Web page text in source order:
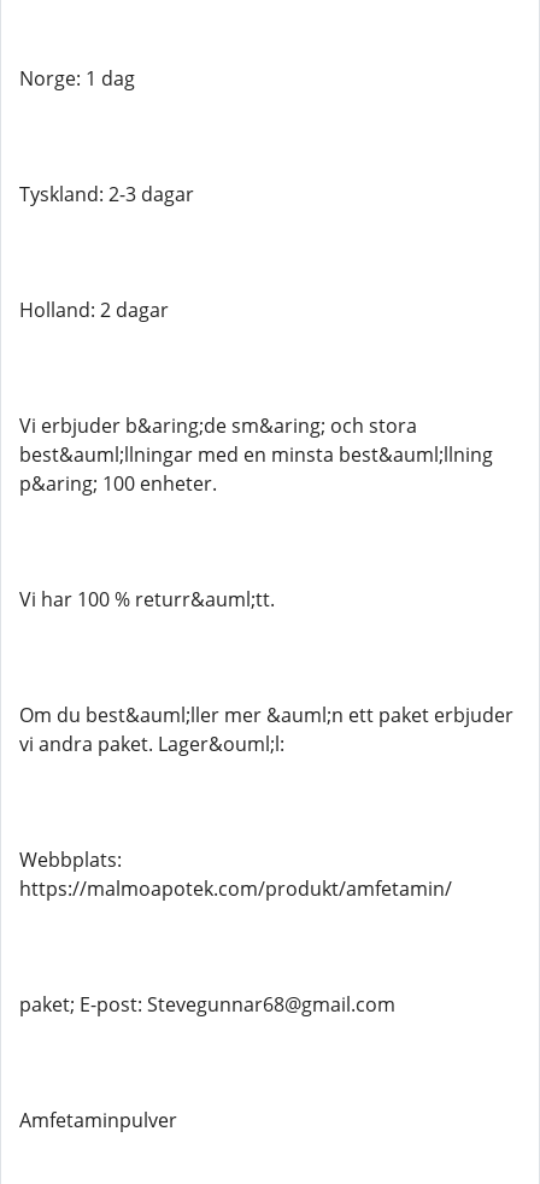
Norge: 1 dag
Tyskland: 2-3 dagar
Holland: 2 dagar
Vi erbjuder b&aring;de sm&aring; och stora
best&auml;llningar med en minsta best&auml;llning
p&aring; 100 enheter.
Vi har 100 % returr&auml;tt.
Om du best&auml;ller mer &auml;n ett paket erbjuder
vi andra paket. Lager&ouml;l:
Webbplats:
https://malmoapotek.com/produkt/amfetamin/
paket; E-post: Stevegunnar68@gmail.com
Amfetaminpulver